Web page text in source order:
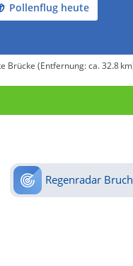
Pollenflug heute
Brücke (Entfernung: ca. 32.8
Regenradar